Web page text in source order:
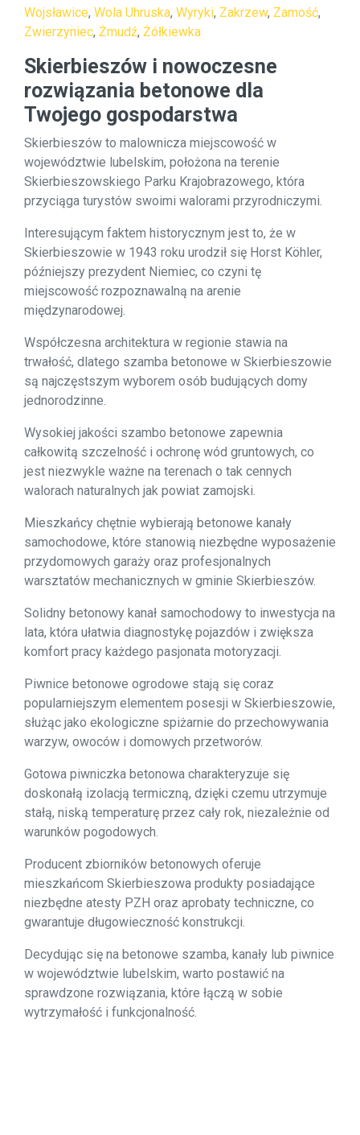
Wojsławice, Wola Uhruska, Wyryki, Zakrzew, Zamość,
Zwierzyniec, Żmudź, Żółkiewka
Skierbieszów i nowoczesne
rozwiązania betonowe dla
Twojego gospodarstwa
Skierbieszów to malownicza miejscowość w
województwie lubelskim, położona na terenie
Skierbieszowskiego Parku Krajobrazowego, która
przyciąga turystów swoimi walorami przyrodniczymi.
Interesującym faktem historycznym jest to, że w
Skierbieszowie w 1943 roku urodził się Horst Köhler,
późniejszy prezydent Niemiec, co czyni tę
miejscowość rozpoznawalną na arenie
międzynarodowej.
Współczesna architektura w regionie stawia na
trwałość, dlatego szamba betonowe w Skierbieszowie
są najczęstszym wyborem osób budujących domy
jednorodzinne.
Wysokiej jakości szambo betonowe zapewnia
całkowitą szczelność i ochronę wód gruntowych, co
jest niezwykle ważne na terenach o tak cennych
walorach naturalnych jak powiat zamojski.
Mieszkańcy chętnie wybierają betonowe kanały
samochodowe, które stanowią niezbędne wyposażenie
przydomowych garaży oraz profesjonalnych
warsztatów mechanicznych w gminie Skierbieszów.
Solidny betonowy kanał samochodowy to inwestycja na
lata, która ułatwia diagnostykę pojazdów i zwiększa
komfort pracy każdego pasjonata motoryzacji.
Piwnice betonowe ogrodowe stają się coraz
popularniejszym elementem posesji w Skierbieszowie,
służąc jako ekologiczne spiżarnie do przechowywania
warzyw, owoców i domowych przetworów.
Gotowa piwniczka betonowa charakteryzuje się
doskonałą izolacją termiczną, dzięki czemu utrzymuje
stałą, niską temperaturę przez cały rok, niezależnie od
warunków pogodowych.
Producent zbiorników betonowych oferuje
mieszkańcom Skierbieszowa produkty posiadające
niezbędne atesty PZH oraz aprobaty techniczne, co
gwarantuje długowieczność konstrukcji.
Decydując się na betonowe szamba, kanały lub piwnice
w województwie lubelskim, warto postawić na
sprawdzone rozwiązania, które łączą w sobie
wytrzymałość i funkcjonalność.